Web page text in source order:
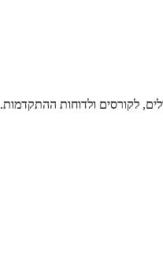
לקורסים ולדוחות ההתקדמות.